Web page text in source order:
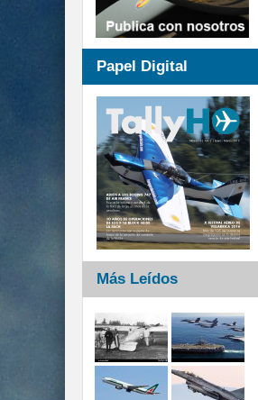
Papel Digital
Más Leídos